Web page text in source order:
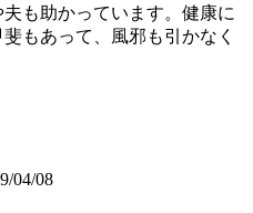
も助かっています。健康に
もあって、風邪も引かなく
04/08